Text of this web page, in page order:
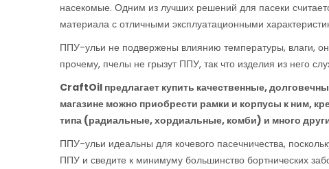
насекомые. Одним из лучших решений для пасеки
материала с отличными эксплуатационными
ППУ-ульи не подвержены влиянию температуры, влаги,
прочему, пчелы не грызут ППУ, так что изделия из него
CraftOil предлагает купить качественные,
магазине можно приобрести рамки и корпусы к ним,
типа (радиальные, хордиальные, комби) и много
ППУ-ульи идеальны для кочевого пасечничества,
ППУ и сведите к минимуму большинство бортнических